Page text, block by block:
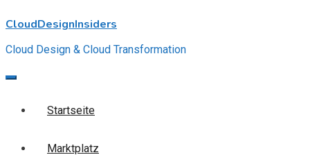
to
CloudDesignInsiders
Cloud Design & Cloud Transformation
Startseite
Marktplatz